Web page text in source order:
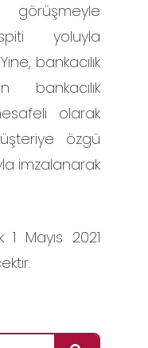
yoluyla
bankacılık
bankacılık
olarak
özgü
imzalanarak
Mayıs 2021